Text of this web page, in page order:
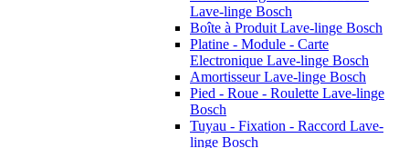
Lave-linge Bosch
Boîte à Produit Lave-linge Bosch
Platine - Module - Carte
Electronique Lave-linge Bosch
Amortisseur Lave-linge Bosch
Pied - Roue - Roulette Lave-linge
Bosch
Tuyau - Fixation - Raccord Lave-
linge Bosch